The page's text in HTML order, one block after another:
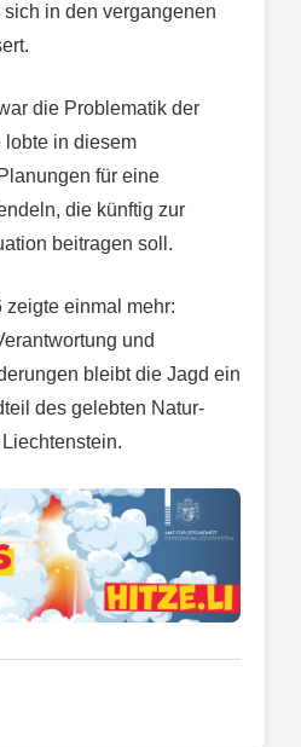
in den vergangenen
die Problematik der
lobte in diesem
für eine
die künftig zur
beitragen soll.
einmal mehr:
und
bleibt die Jagd ein
des gelebten Natur-